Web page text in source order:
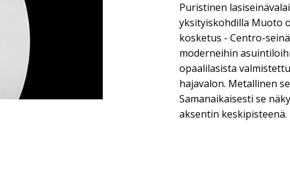
Puristinen
yksityiskohdilla Muoto
kosketus - Centro-
moderneihin
opaalilasista
hajavalon. Metallinen
Samanaikaisesti se
aksentin keskipisteenä.